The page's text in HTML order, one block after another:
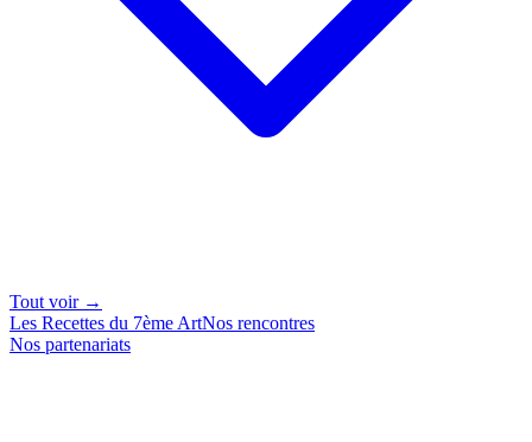
Tout voir →
Les Recettes du 7ème ArtNos rencontres
Nos partenariats